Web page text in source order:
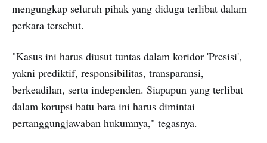
mengungkap seluruh pihak yang diduga terlibat dalam
perkara tersebut.
"Kasus ini harus diusut tuntas dalam koridor 'Presisi',
yakni prediktif, responsibilitas, transparansi,
berkeadilan, serta independen. Siapapun yang terlibat
dalam korupsi batu bara ini harus dimintai
pertanggungjawaban hukumnya," tegasnya.